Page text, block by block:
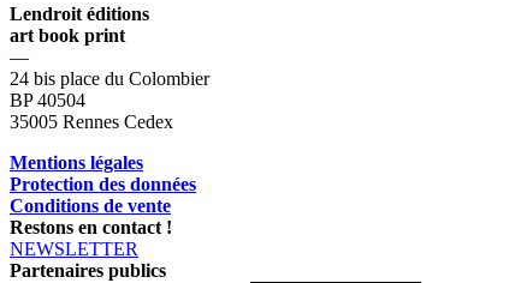
Lendroit éditions
art book print
—
24 bis place du Colombier
BP 40504
35005 Rennes Cedex
Mentions légales
Protection des données
Conditions de vente
Restons en contact !
NEWSLETTER
Partenaires publics